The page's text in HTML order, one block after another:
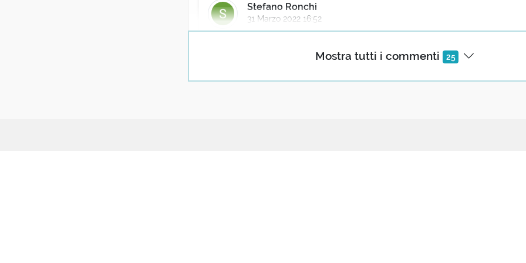
Mostra tutti i commenti 25
Stefano Ronchi
31 Marzo 2022 16:52
inumidirlo! Prova tu a sciacciare il terreno a piedi nudi, se hai la pelle